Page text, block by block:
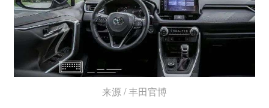
来源 / 丰田官博